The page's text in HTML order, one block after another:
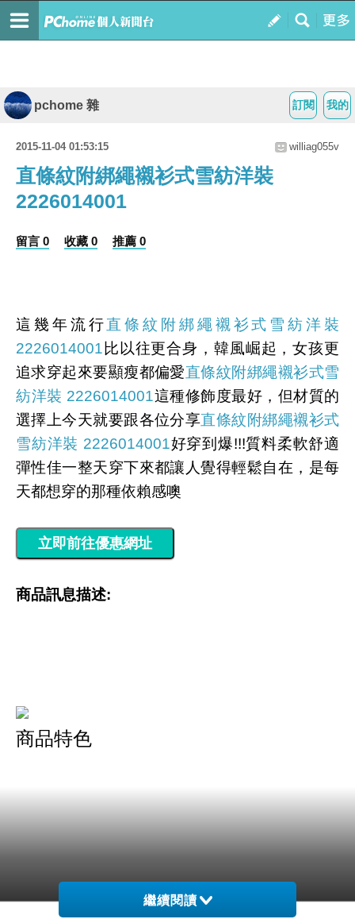
我的
訂閱
pchome 雜
2015-11-04 01:53:15 williag055v
直條紋附綁繩襯衫式雪紡洋裝
2226014001
留言 0 收藏 0 推薦 0
這幾年流行直條紋附綁繩襯衫式雪紡洋裝
2226014001 比以往更合身，韓風崛起，女孩更
追求穿起來要顯瘦都偏愛直條紋附綁繩襯衫式雪
紡洋裝 2226014001這種修飾度最好，但材質的
選擇上今天就要跟各位分享直條紋附綁繩襯衫式
雪紡洋裝 2226014001好穿到爆!!!質料柔軟舒適
彈性佳一整天穿下來都讓人覺得輕鬆自在，是每
天都想穿的那種依賴感噢
商品訊息描述:
商品特色
繼續閱讀